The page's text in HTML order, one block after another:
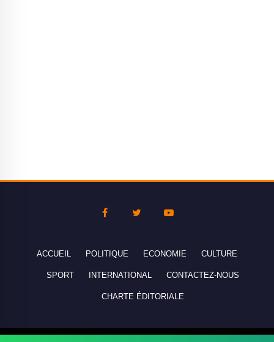
ACCUEIL POLITIQUE ECONOMIE CULTURE
SPORT INTERNATIONAL CONTACTEZ-NOUS
CHARTE ÉDITORIALE